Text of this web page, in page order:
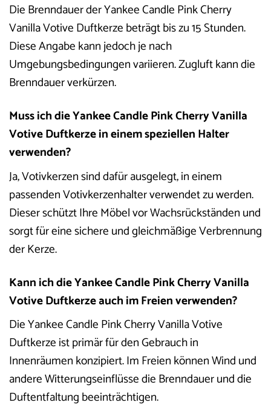
Die Brenndauer der Yankee Candle Pink Cherry
Vanilla Votive Duftkerze beträgt bis zu 15 Stunden.
Diese Angabe kann jedoch je nach
Umgebungsbedingungen variieren. Zugluft kann die
Brenndauer verkürzen.
Muss ich die Yankee Candle Pink Cherry Vanilla
Votive Duftkerze in einem speziellen Halter
verwenden?
Ja, Votivkerzen sind dafür ausgelegt, in einem
passenden Votivkerzenhalter verwendet zu werden.
Dieser schützt Ihre Möbel vor Wachsrückständen und
sorgt für eine sichere und gleichmäßige Verbrennung
der Kerze.
Kann ich die Yankee Candle Pink Cherry Vanilla
Votive Duftkerze auch im Freien verwenden?
Die Yankee Candle Pink Cherry Vanilla Votive
Duftkerze ist primär für den Gebrauch in
Innenräumen konzipiert. Im Freien können Wind und
andere Witterungseinflüsse die Brenndauer und die
Duftentfaltung beeinträchtigen.